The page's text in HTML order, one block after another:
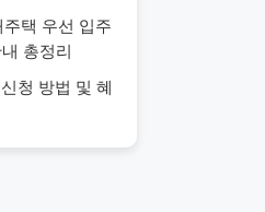
택 우선 입주
총정리
청 방법 및 혜